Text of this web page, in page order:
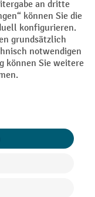
Privacy Settings
Versandkosten
Rabatt gilt nicht auf
wird einmalig bei
Gutschein ist 10
von 250,- € online
je nach
Stapeln und